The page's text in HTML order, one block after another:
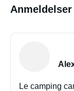
Anmeldelser
Le camping